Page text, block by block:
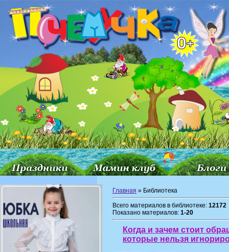
Главная » Библиотека
Всего материалов в библиотеке: 12172
Показано материалов: 1-20
Когда и зачем стоит
которые нельзя